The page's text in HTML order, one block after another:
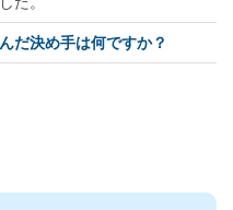
だ決め手は何ですか？